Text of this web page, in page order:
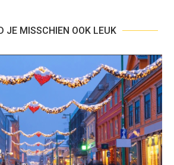
JE MISSCHIEN OOK LEUK